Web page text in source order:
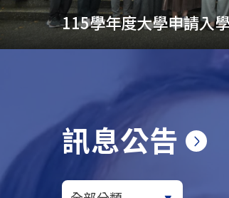
115年校本部大學榜單
訊息公告